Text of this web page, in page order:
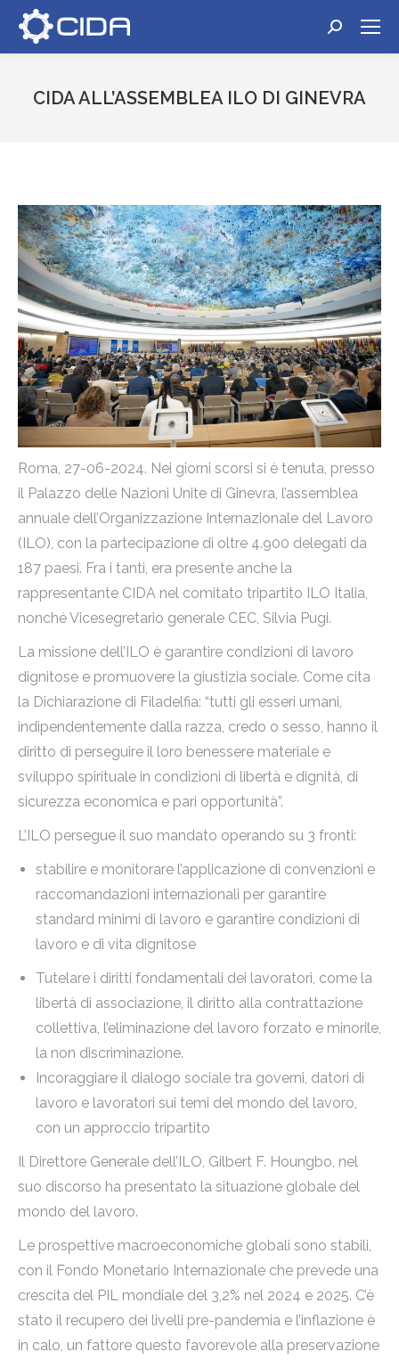
Cerca:
CIDA ALL’ASSEMBLEA ILO DI GINEVRA
Roma, 27-06-2024. Nei giorni scorsi si è tenuta, presso
il Palazzo delle Nazioni Unite di Ginevra, l’assemblea
annuale dell’Organizzazione Internazionale del Lavoro
(ILO), con la partecipazione di oltre 4.900 delegati da
187 paesi. Fra i tanti, era presente anche la
rappresentante CIDA nel comitato tripartito ILO Italia,
nonché Vicesegretario generale CEC, Silvia Pugi.
La missione dell’ILO è garantire condizioni di lavoro
dignitose e promuovere la giustizia sociale. Come cita
la Dichiarazione di Filadelfia: “tutti gli esseri umani,
indipendentemente dalla razza, credo o sesso, hanno il
diritto di perseguire il loro benessere materiale e
sviluppo spirituale in condizioni di libertà e dignità, di
sicurezza economica e pari opportunità”.
L’ILO persegue il suo mandato operando su 3 fronti:
stabilire e monitorare l’applicazione di convenzioni e
raccomandazioni internazionali per garantire
standard minimi di lavoro e garantire condizioni di
lavoro e di vita dignitose
Tutelare i diritti fondamentali dei lavoratori, come la
libertà di associazione, il diritto alla contrattazione
collettiva, l’eliminazione del lavoro forzato e minorile,
la non discriminazione.
Incoraggiare il dialogo sociale tra governi, datori di
lavoro e lavoratori sui temi del mondo del lavoro,
con un approccio tripartito
Il Direttore Generale dell’ILO, Gilbert F. Houngbo, nel
suo discorso ha presentato la situazione globale del
mondo del lavoro.
Le prospettive macroeconomiche globali sono stabili,
con il Fondo Monetario Internazionale che prevede una
crescita del PIL mondiale del 3,2% nel 2024 e 2025. C’è
stato il recupero dei livelli pre-pandemia e l’inflazione è
in calo, un fattore questo favorevole alla preservazione